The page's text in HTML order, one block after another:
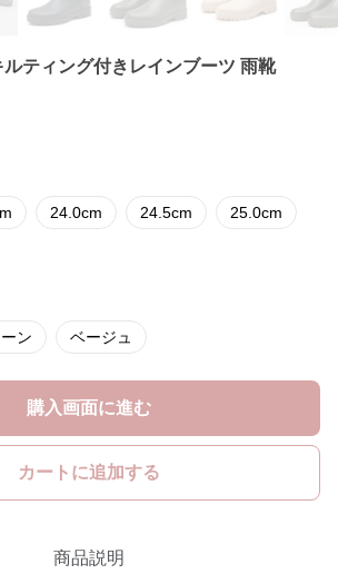
ティング付きレインブーツ 雨靴
24.0cm 24.5cm 25.0cm
ン ベージュ
購入画面に進む
カートに追加する
商品説明